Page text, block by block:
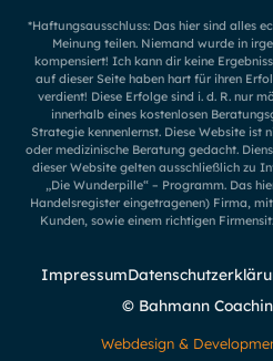
*Haftungsausschluss: Das hier sind alles
Meinung teilen. Niemand wurde in
kompensiert! Ich kann dir keine
auf dieser Seite haben hart für ihren
verdient! Diese Erfolge sind i. d. R. nur
innerhalb eines kostenlosen
Strategie kennenlernst. Diese Website ist
oder medizinische Beratung gedacht.
dieser Website gelten ausschließlich zu
„Die Wunderpille“ – Programm. Das
Handelsregister eingetragenen) Firma,
Kunden, sowie einem richtigen
© Bahmann
Impressum
Webdesign &